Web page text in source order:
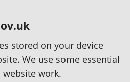
stored on your device
We use some essential
work.